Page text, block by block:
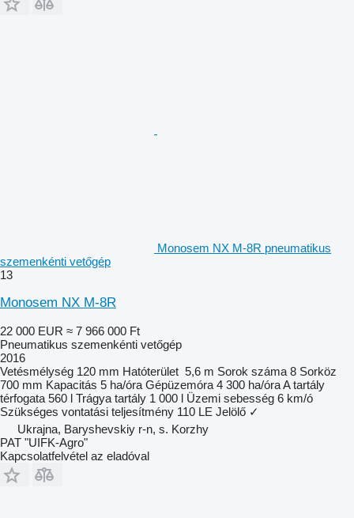
Monosem NX M-8R pneumatikus
szemenkénti vetőgép
13
Monosem NX M-8R
22 000 EUR ≈ 7 966 000 Ft
Pneumatikus szemenkénti vetőgép
2016
Vetésmélység 120 mm Hatóterület 5,6 m Sorok száma 8 Sorköz
700 mm Kapacitás 5 ha/óra Gépüzemóra 4 300 ha/óraA tartály
térfogata 560 l Trágya tartály 1 000 l Üzemi sebesség 6 km/ó
Szükséges vontatási teljesítmény 110 LE Jelölő ✓
Ukrajna, Baryshevskiy r-n, s. Korzhy
PAT "UIFK-Agro"
Kapcsolatfelvétel az eladóval